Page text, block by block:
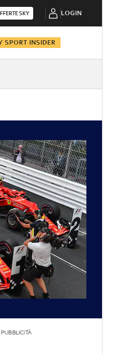
SKY LOGIN
SPORT INSIDER
PUBBLICITÀ